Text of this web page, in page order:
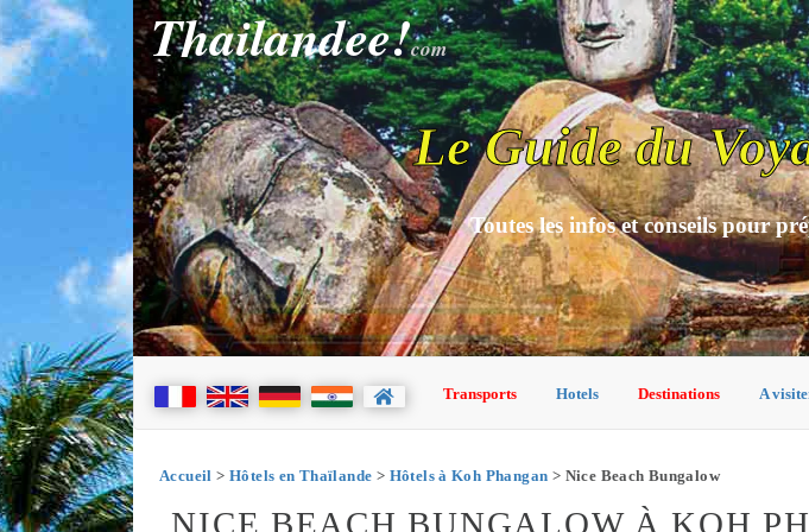
Thailandee!com
Le Guide du
Toutes les infos et conseils pour
Transports Hotels Destinations A
Accueil > Hôtels en Thaïlande > Hôtels à Koh Phangan > Nice Beach Bungalow
NICE BEACH BUNGALOW À KOH